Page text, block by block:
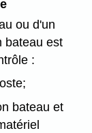
ou d'un
bateau est
:
bateau et